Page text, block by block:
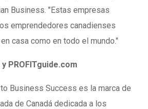
Business. "Estas empresas
emprendedores canadienses
casa como en todo el mundo."
PROFITguide.com
to Business Success es la marca de
de Canadá dedicada a los